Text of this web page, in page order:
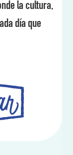
la cultura,
día que